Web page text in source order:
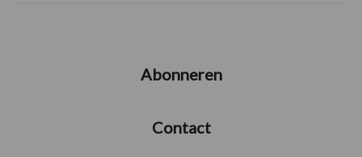
Abonneren
Contact